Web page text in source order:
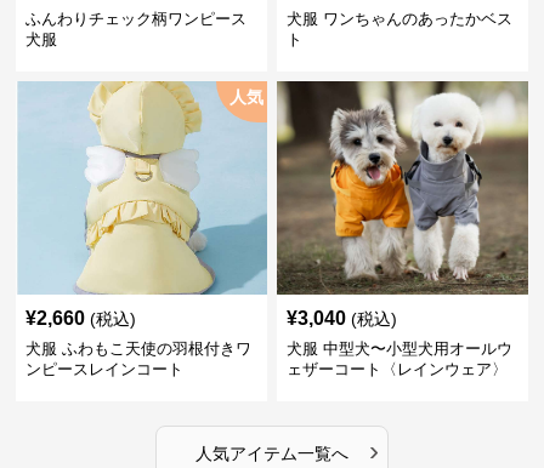
ふんわりチェック柄ワンピース
犬服
犬服 ワンちゃんのあったかベス
ト
人気
¥2,660 (税込)
犬服 ふわもこ天使の羽根付きワ
ンピースレインコート
¥3,040 (税込)
犬服 中型犬〜小型犬用オールウ
ェザーコート〈レインウェア〉
人気アイテム一覧へ ›